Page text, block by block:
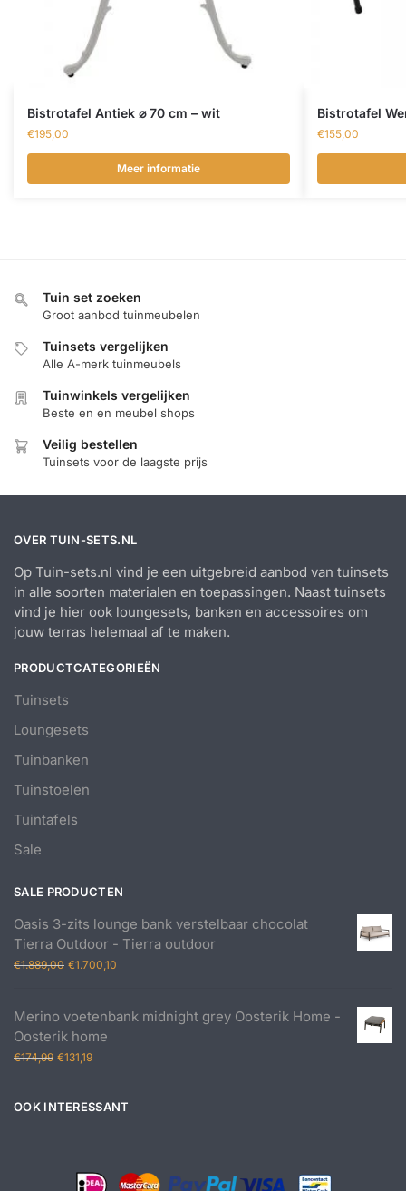
Bistrotafel Antiek ⌀ 70 cm – wit
€195,00
Meer informatie
Bistrotafel
€155,00
Tuin set zoeken
Groot aanbod tuinmeubelen
Tuinsets vergelijken
Alle A-merk tuinmeubels
Tuinwinkels vergelijken
Beste en en meubel shops
Veilig bestellen
Tuinsets voor de laagste prijs
OVER TUIN-SETS.NL
Op Tuin-sets.nl vind je een uitgebreid aanbod van tuinsets
in alle soorten materialen en toepassingen. Naast tuinsets
vind je hier ook loungesets, banken en accessoires om
jouw terras helemaal af te maken.
PRODUCTCATEGORIEËN
Tuinsets
Loungesets
Tuinbanken
Tuinstoelen
Tuintafels
Sale
SALE PRODUCTEN
Oasis 3-zits lounge bank verstelbaar chocolat
Tierra Outdoor - Tierra outdoor
€1.889,00 Oorspronkelijke
€1.889,00.
€1.700,10
€1.700,10.
Merino voetenbank midnight grey Oosterik Home -
Oosterik home
€174,99 Oorspronkelijke
€174,99.
€131,19Huidige
€131,19.
OOK INTERESSANT